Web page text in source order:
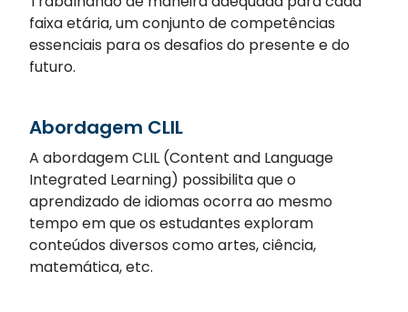
faixa etária, um conjunto de competências
essenciais para os desafios do presente e do
futuro.
Abordagem CLIL
A abordagem CLIL (Content and Language
Integrated Learning) possibilita que o
aprendizado de idiomas ocorra ao mesmo
tempo em que os estudantes exploram
conteúdos diversos como artes, ciência,
matemática, etc.